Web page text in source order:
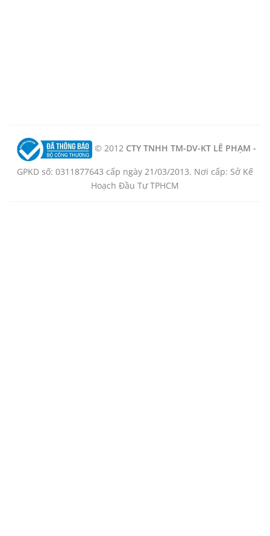
© 2012 CTY TNHH TM-DV-KT LÊ PHẠM -
GPKD số: 0311877643 cấp ngày 21/03/2013. Nơi cấp: Sở Kế
Hoạch Đầu Tư TPHCM